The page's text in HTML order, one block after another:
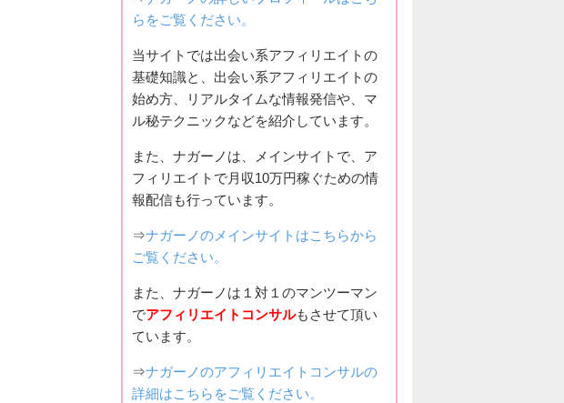
らをご覧ください。
当サイトでは出会い系アフィリエイトの
基礎知識と、出会い系アフィリエイトの
始め方、リアルタイムな情報発信や、マ
ル秘テクニックなどを紹介しています。
また、ナガーノは、メインサイトで、ア
フィリエイトで月収10万円稼ぐための情
報配信も行っています。
⇒ナガーノのメインサイトはこちらから
ご覧ください。
また、ナガーノは１対１のマンツーマン
でアフィリエイトコンサルもさせて頂い
ています。
⇒ナガーノのアフィリエイトコンサルの
詳細はこちらをご覧ください。